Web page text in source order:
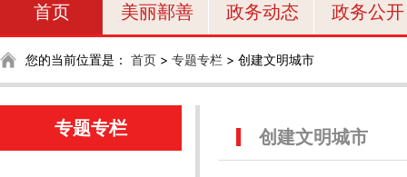
首页 美丽鄯善 政务动态 政务公开
您的当前位置是： 首页 > 专题专栏 > 创建文明城市
专题专栏 创建文明城市